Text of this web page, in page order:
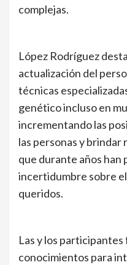
complejas.
López Rodríguez
actualización del
técnicas
genético incluso en
incrementando las
las personas y brindar
que durante años han
incertidumbre sobre
queridos.
Las y los
conocimientos para